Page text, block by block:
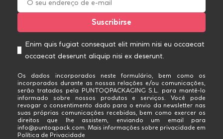
Enim quis fugiat consequat elit minim nisi eu occaecat
occaecat deserunt aliquip nisi ex deserunt.
Os dados incorporados neste formulário, bem como os
incorporados durante as nossas relações e/ou comunicações,
serão tratados pela PUNTOQPACKAGING S.L. para mantê-lo
informado sobre nossos produtos e serviços. Você pode
revogar o consentimento dado para o envio da newsletter nas
suas próprias comunicações recebidas, bem como exercer os
direitos que lhe assistem, enviando um email para
info@puntoqpack.com. Mais informações sobre privacidade em
Política de Privacidade